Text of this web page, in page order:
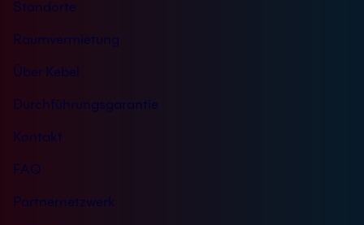
Standorte
Raumvermietung
Über Kebel
Durchführungsgarantie
Kontakt
FAQ
Partnernetzwerk